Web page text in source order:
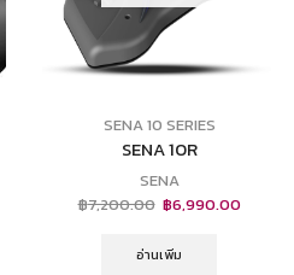
SENA 10 SERIES
SENA 10R
SENA
฿7,200.00 ฿6,990.00
อ่านเพิ่ม